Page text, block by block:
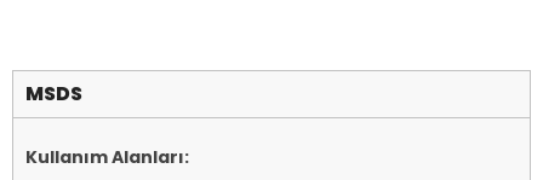
MSDS
Kullanım Alanları: